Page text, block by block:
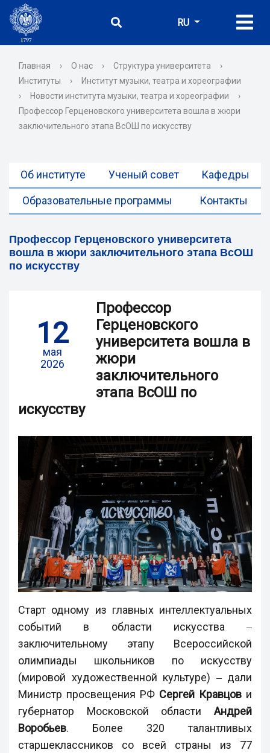
RU
Главная › О нас › Структура университета
›
Институты
›
Институт музыки, театра и хореографии
›
Новости института музыки, театра и хореографии
›
Профессор Герценовского университета вошла в жюри
заключительного этапа ВсОШ по искусству
Об институте Ученый совет Кафедры
Образовательные программы Контакты
Профессор Герценовского университета
вошла в жюри заключительного этапа ВсОШ
по искусству
12
мая
2026
Профессор
Герценовского
университета вошла в
жюри
заключительного
этапа ВсОШ по
искусству
Старт одному из главных интеллектуальных
событий в области искусства ‒
заключительному этапу Всероссийской
олимпиады школьников по искусству
(мировой художественной культуре) ‒ дали
Министр просвещения РФ Сергей Кравцов и
губернатор Московской области Андрей
Воробьев. Более 320 талантливых
старшеклассников со всей страны из 77